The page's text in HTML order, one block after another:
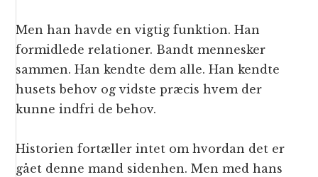
Men han havde en vigtig funktion. Han
formidlede relationer. Bandt mennesker
sammen. Han kendte dem alle. Han kendte
husets behov og vidste præcis hvem der
kunne indfri de behov.
Historien fortæller intet om hvordan det er
gået denne mand sidenhen. Men med hans